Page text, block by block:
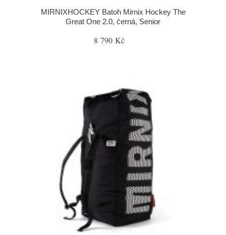
MIRNIXHOCKEY Batoh Mirnix Hockey The
Great One 2.0, černá, Senior
8 790 Kč